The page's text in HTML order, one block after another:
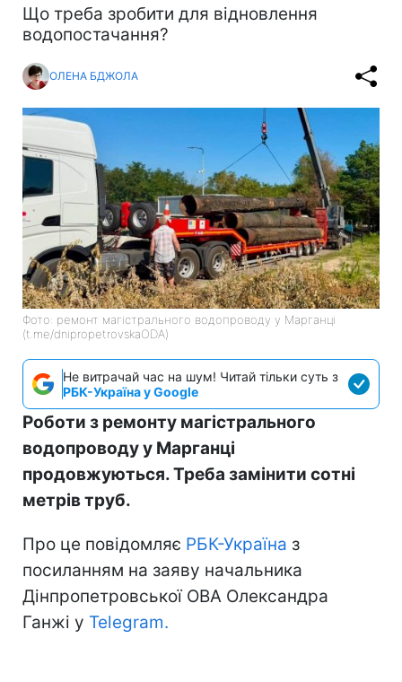
Що треба зробити для відновлення
водопостачання?
ОЛЕНА БДЖОЛА
Фото: ремонт магістрального водопроводу у Марганці
(t.me/dnipropetrovskaODA)
Не витрачай час на шум! Читай тільки суть з
РБК-Україна у Google
Роботи з ремонту магістрального
водопроводу у Марганці
продовжуються. Треба замінити сотні
метрів труб.
Про це повідомляє РБК-Україна з
посиланням на заяву начальника
Дінпропетровської ОВА Олександра
Ганжі у Telegram.